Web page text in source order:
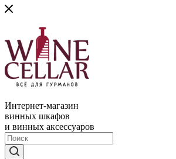
Интернет-магазин
винных шкафов
и винных аксессуаров